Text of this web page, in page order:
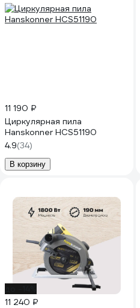
11 190 ₽
Циркулярная пила
Hanskonner HCS51190
4.9(34)
В корзину
11 240 ₽